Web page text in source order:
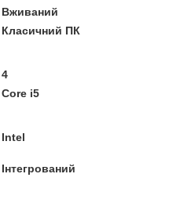
Вживаний
Класичний ПК
4
Core i5
Intel
Інтегрований